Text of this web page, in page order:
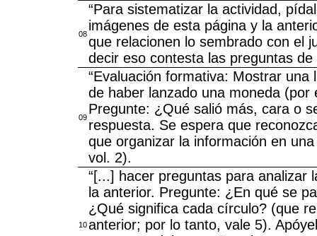
08
“Para sistematizar la actividad,
imágenes de esta página y la
que relacionen lo sembrado con el
decir eso contesta las preguntas
09
“Evaluación formativa: Mostrar
de haber lanzado una moneda
Pregunte: ¿Qué salió más, cara o
respuesta. Se espera que
que organizar la información en
vol. 2).
10
“[...] hacer preguntas para analizar
la anterior. Pregunte: ¿En qué se
¿Qué significa cada círculo? (que
anterior; por lo tanto, vale 5).